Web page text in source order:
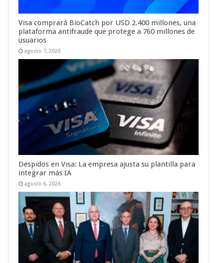
Visa comprará BioCatch por USD 2.400 millones, una
plataforma antifraude que protege a 760 millones de
usuarios
agosto 7, 2026
Despidos en Visa: La empresa ajusta su plantilla para
integrar más IA
agosto 6, 2026